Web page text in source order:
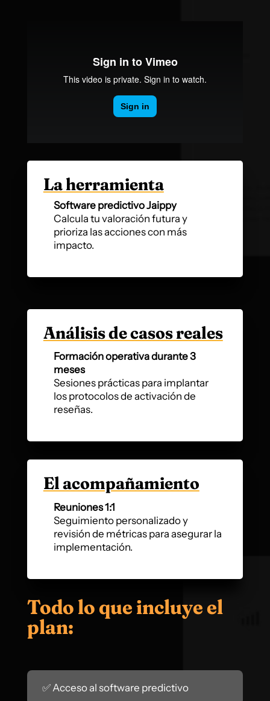
La herramienta
Software predictivo Jaippy
Calcula tu valoración futura y
prioriza las acciones con más
impacto.
Análisis de casos reales
Formación operativa durante 3
meses
Sesiones prácticas para implantar
los protocolos de activación de
reseñas.
El acompañamiento
Reuniones 1:1
Seguimiento personalizado y
revisión de métricas para asegurar la
implementación.
Todo lo que incluye el
plan:
✅ Acceso al software predictivo